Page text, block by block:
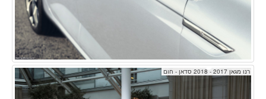
רנו מגאן 2017 - 2018 סדאן - חום